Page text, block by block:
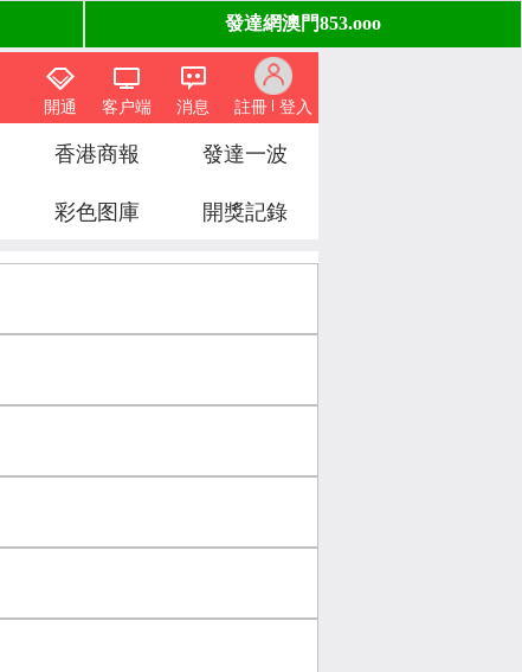
註冊 登入
消息
客户端
開通
香港商報
發達一波
彩色图庫 開獎記錄